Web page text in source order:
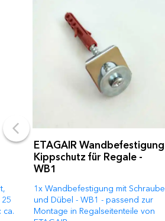
ca.
ETAGAIR Wandbefestigung
Kippschutz für Regale -
WB1
1x Wandbefestigung mit Schraube
und Dübel - WB1 - passend zur
Montage in Regalseitenteile von